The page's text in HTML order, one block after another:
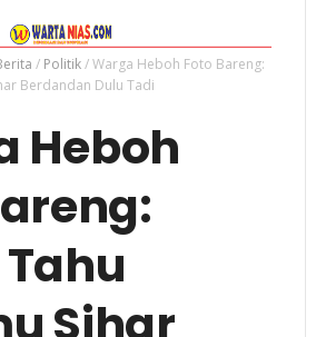
/ Politik/Warga Heboh Foto Bareng:
Berdandan Dulu Tadi
Heboh
Sihar